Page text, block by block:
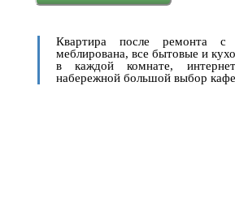
Квартира после ремонта
меблирована, все бытовые и
в каждой комнате,
набережной большой выбор